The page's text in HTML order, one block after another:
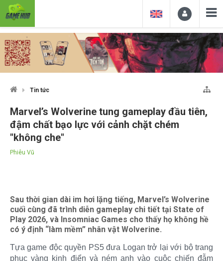
Tin tức
Marvel’s Wolverine tung gameplay đầu tiên,
đậm chất bạo lực với cảnh chặt chém
"không che"
Phiêu Vũ
Sau thời gian dài im hơi lặng tiếng, Marvel’s Wolverine
cuối cùng đã trình diễn gameplay chi tiết tại State of
Play 2026, và Insomniac Games cho thấy họ không hề
có ý định “làm mềm” nhân vật Wolverine.
Tựa game độc quyền PS5 đưa Logan trở lại với bộ trang
phục vàng kinh điển và ném anh vào cuộc chiến đẫm